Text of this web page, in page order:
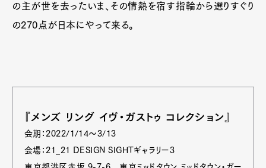
の主が世を去ったいま、その情熱を宿す指輪から選りすぐり
の270点が日本にやって来る。
『メンズ リング イヴ・ガストゥ コレクション』
会期：2022/1/14～3/13
会場：21_21 DESIGN SIGHTギャラリー3